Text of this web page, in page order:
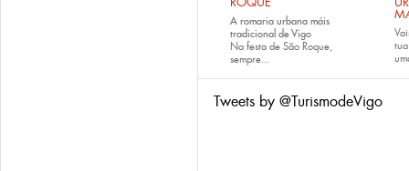
A romaria urbana máis
tradicional de Vigo
Na festa de São Roque,
sempre...
Tweets by @TurismodeVigo